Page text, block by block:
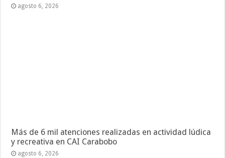
agosto 6, 2026
Más de 6 mil atenciones realizadas en actividad lúdica
y recreativa en CAI Carabobo
agosto 6, 2026